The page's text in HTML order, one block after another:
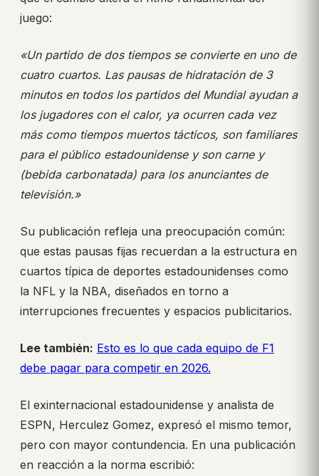
juego:
«Un partido de dos tiempos se convierte en uno de
cuatro cuartos. Las pausas de hidratación de 3
minutos en todos los partidos del Mundial ayudan a
los jugadores con el calor, ya ocurren cada vez
más como tiempos muertos tácticos, son familiares
para el público estadounidense y son carne y
(bebida carbonatada) para los anunciantes de
televisión.»
Su publicación refleja una preocupación común:
que estas pausas fijas recuerdan a la estructura en
cuartos típica de deportes estadounidenses como
la NFL y la NBA, diseñados en torno a
interrupciones frecuentes y espacios publicitarios.
Lee también: Esto es lo que cada equipo de F1
debe pagar para competir en 2026.
El exinternacional estadounidense y analista de
ESPN, Herculez Gomez, expresó el mismo temor,
pero con mayor contundencia. En una publicación
en reacción a la norma escribió: